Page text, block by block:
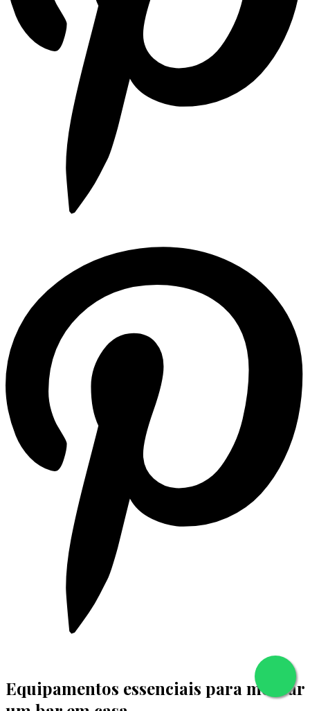
Equipamentos essenciais para montar